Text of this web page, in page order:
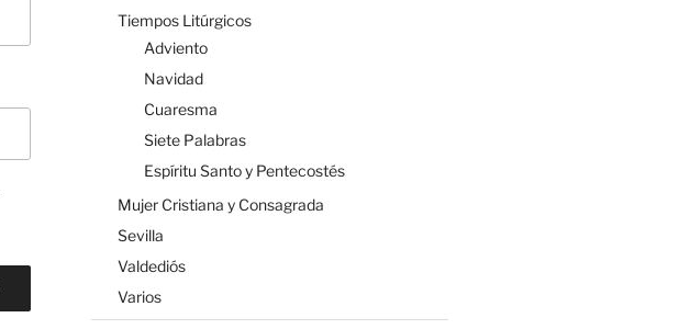
Tiempos Litúrgicos
Adviento
Navidad
Cuaresma
Siete Palabras
Espíritu Santo y Pentecostés
Mujer Cristiana y Consagrada
Sevilla
Valdediós
Varios